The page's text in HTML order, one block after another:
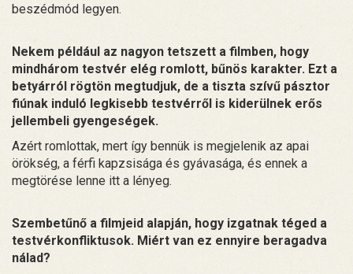
beszédmód legyen.
Nekem például az nagyon tetszett a filmben, hogy
mindhárom testvér elég romlott, bűnös karakter. Ezt a
betyárról rögtön megtudjuk, de a tiszta szívű pásztor
fiúnak induló legkisebb testvérről is kiderülnek erős
jellembeli gyengeségek.
Azért romlottak, mert így bennük is megjelenik az apai
örökség, a férfi kapzsisága és gyávasága, és ennek a
megtörése lenne itt a lényeg.
Szembetűnő a filmjeid alapján, hogy izgatnak téged a
testvérkonfliktusok. Miért van ez ennyire beragadva
nálad?